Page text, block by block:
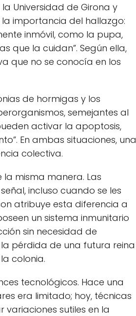
Universidad de Girona y
importancia del hallazgo:
inmóvil, como la pupa,
que la cuidan”. Según ella,
que no se conocía en los
de hormigas y los
semejantes al
activar la apoptosis,
En ambas situaciones, una
colectiva.
misma manera. Las
incluso cuando se les
atribuye esta diferencia a
un sistema inmunitario
sin necesidad de
la pérdida de una futura reina
colonia.
tecnológicos. Hace una
era limitado; hoy, técnicas
sutiles en la